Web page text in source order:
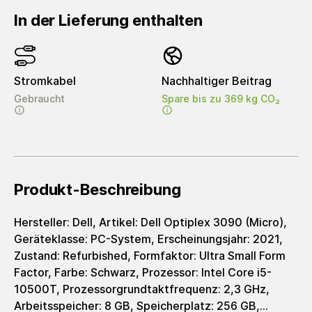
In der Lieferung enthalten
Stromkabel
Gebraucht
Nachhaltiger Beitrag
Spare bis zu 369 kg CO₂
Produkt-Beschreibung
Hersteller: Dell, Artikel: Dell Optiplex 3090 (Micro),
Geräteklasse: PC-System, Erscheinungsjahr: 2021,
Zustand: Refurbished, Formfaktor: Ultra Small Form
Factor, Farbe: Schwarz, Prozessor: Intel Core i5-
10500T, Prozessorgrundtaktfrequenz: 2,3 GHz,
Arbeitsspeicher: 8 GB, Speicherplatz: 256 GB,